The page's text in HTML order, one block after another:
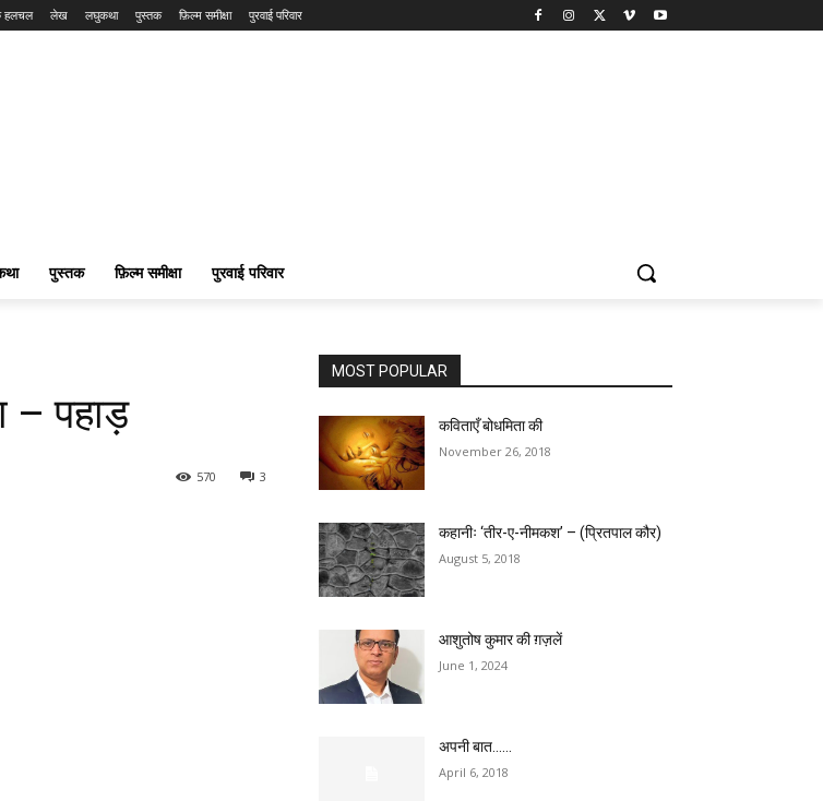
हलचल लेख लघुकथा पुस्तक फ़िल्म समीक्षा पुरवाई परिवार
पुस्तक फ़िल्म समीक्षा पुरवाई परिवार
– पहाड़
3
570
MOST POPULAR
कविताएँ बोधमिता की
November 26, 2018
कहानीः ‘तीर-ए-नीमकश’ – (प्रितपाल कौर)
August 5, 2018
आशुतोष कुमार की ग़ज़लें
June 1, 2024
अपनी बात……
April 6, 2018